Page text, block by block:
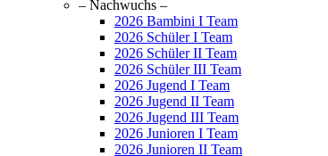
– Nachwuchs –
2026 Bambini I Team
2026 Schüler I Team
2026 Schüler II Team
2026 Schüler III Team
2026 Jugend I Team
2026 Jugend II Team
2026 Jugend III Team
2026 Junioren I Team
2026 Junioren II Team